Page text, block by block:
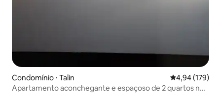
Condomínio ⋅ Talin 4,94 de uma
4,94 (179)
Apartamento aconchegante e espaçoso de 2 quartos no